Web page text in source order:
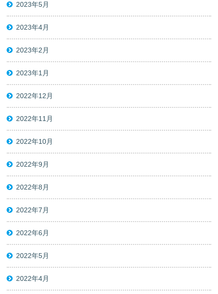
2023年5月
2023年4月
2023年2月
2023年1月
2022年12月
2022年11月
2022年10月
2022年9月
2022年8月
2022年7月
2022年6月
2022年5月
2022年4月